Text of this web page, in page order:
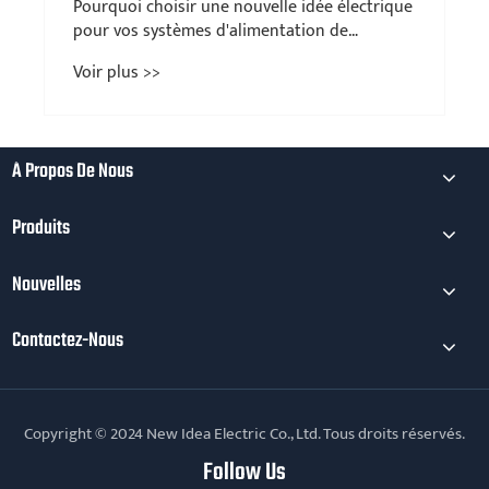
Pourquoi choisir une nouvelle idée électrique
pour vos systèmes d'alimentation de
Voir plus >>
À Propos De Nous
Produits
Nouvelles
Contactez-Nous
Copyright © 2024 New Idea Electric Co., Ltd. Tous droits réservés.
Follow Us